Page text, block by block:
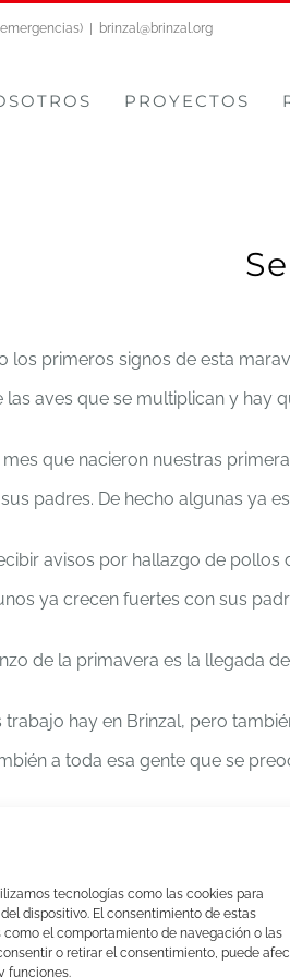
tecnologías como las cookies para
dispositivo. El consentimiento de estas
el comportamiento de navegación o las
o retirar el consentimiento, puede
funciones.
brinzal@brinzal.org
PROYECTOS
los primeros signos de esta
aves que se multiplican y hay
que nacieron nuestras
padres. De hecho algunas ya
avisos por hallazgo de pollos
ya crecen fuertes con sus
de la primavera es la llegada
hay en Brinzal, pero
a toda esa gente que se